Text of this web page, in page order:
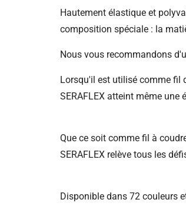
Hautement élastique et
composition spéciale : la
Nous vous recommandons
Lorsqu'il est utilisé comme fil
SERAFLEX atteint même
Que ce soit comme fil à
SERAFLEX relève tous les
Disponible dans 72 couleurs